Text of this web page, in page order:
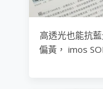
高透光也能抗
偏黃， imos